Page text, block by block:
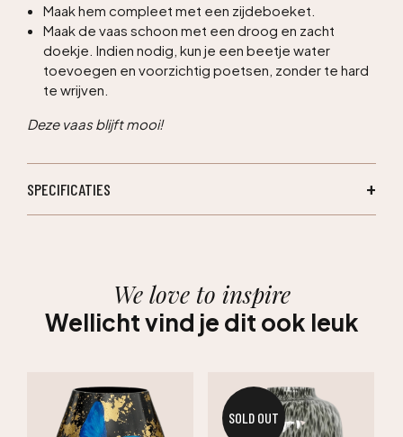
Maak hem compleet met een zijdeboeket.
Maak de vaas schoon met een droog en zacht
doekje. Indien nodig, kun je een beetje water
toevoegen en voorzichtig poetsen, zonder te hard
te wrijven.
Deze vaas blijft mooi!
SPECIFICATIES
We love to inspire
Wellicht vind je dit ook leuk
SOLD OUT